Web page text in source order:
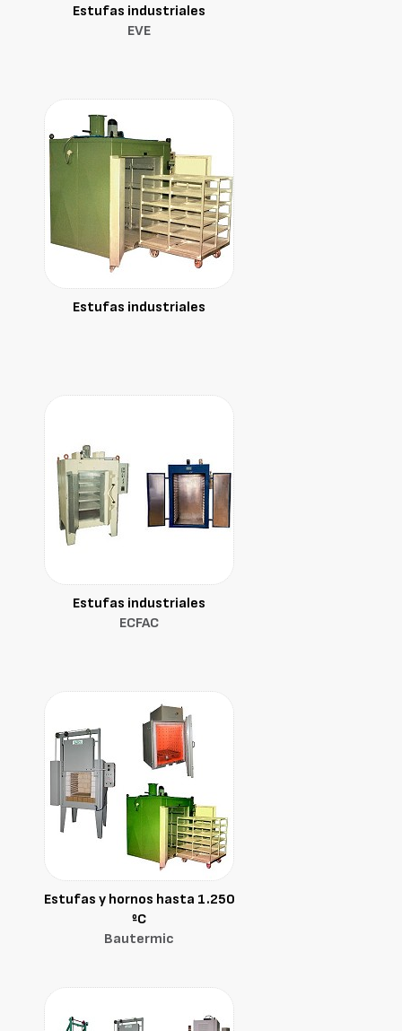
Estufas industriales
EVE
Estufas industriales
Estufas industriales
ECFAC
Estufas y hornos hasta 1.250
ºC
Bautermic